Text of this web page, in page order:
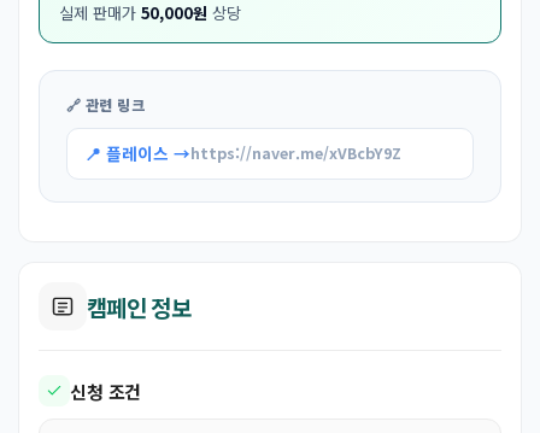
실제 판매가 50,000원 상당
🔗 관련 링크
📍 플레이스 →https://naver.me/xVBcbY9Z
캠페인 정보
신청 조건